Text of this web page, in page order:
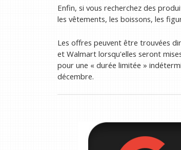
Enfin, si vous recherchez des
les vêtements, les boissons, les
Les offres peuvent être trouvées
et Walmart lorsqu'elles seront
pour une « durée limitée »
décembre.